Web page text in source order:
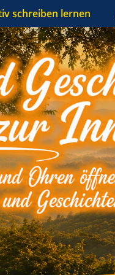
schreiben lernen